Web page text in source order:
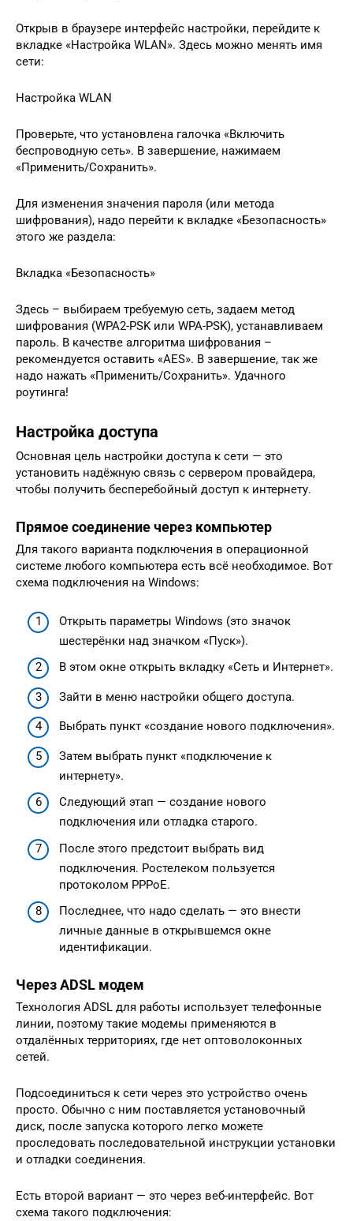
Открыв в браузере интерфейс настройки, перейдите к
вкладке «Настройка WLAN». Здесь можно менять имя
сети:
Настройка WLAN
Проверьте, что установлена галочка «Включить
беспроводную сеть». В завершение, нажимаем
«Применить/Сохранить».
Для изменения значения пароля (или метода
шифрования), надо перейти к вкладке «Безопасность»
этого же раздела:
Вкладка «Безопасность»
Здесь – выбираем требуемую сеть, задаем метод
шифрования (WPA2-PSK или WPA-PSK), устанавливаем
пароль. В качестве алгоритма шифрования –
рекомендуется оставить «AES». В завершение, так же
надо нажать «Применить/Сохранить». Удачного
роутинга!
Настройка доступа
Основная цель настройки доступа к сети — это
установить надёжную связь с сервером провайдера,
чтобы получить бесперебойный доступ к интернету.
Прямое соединение через компьютер
Для такого варианта подключения в операционной
системе любого компьютера есть всё необходимое. Вот
схема подключения на Windows:
Открыть параметры Windows (это значок
шестерёнки над значком «Пуск»).
В этом окне открыть вкладку «Сеть и Интернет».
Зайти в меню настройки общего доступа.
Выбрать пункт «создание нового подключения».
Затем выбрать пункт «подключение к
интернету».
Следующий этап — создание нового
подключения или отладка старого.
После этого предстоит выбрать вид
подключения. Ростелеком пользуется
протоколом РРРоЕ.
Последнее, что надо сделать — это внести
личные данные в открывшемся окне
идентификации.
Через ADSL модем
Технология ADSL для работы использует телефонные
линии, поэтому такие модемы применяются в
отдалённых территориях, где нет оптоволоконных
сетей.
Подсоединиться к сети через это устройство очень
просто. Обычно с ним поставляется установочный
диск, после запуска которого легко можете
проследовать последовательной инструкции установки
и отладки соединения.
Есть второй вариант — это через веб-интерфейс. Вот
схема такого подключения: